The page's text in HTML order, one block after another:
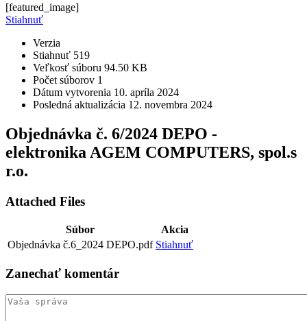
[featured_image]
Stiahnuť
Verzia
Stiahnuť 519
Veľkosť súboru 94.50 KB
Počet súborov 1
Dátum vytvorenia 10. apríla 2024
Posledná aktualizácia 12. novembra 2024
Objednávka č. 6/2024 DEPO -
elektronika AGEM COMPUTERS, spol.s
r.o.
Attached Files
Súbor
Akcia
Objednávka č.6_2024 DEPO.pdf Stiahnuť
Zanechať komentár